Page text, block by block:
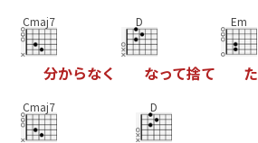
Cmaj7
分からなく
D
なって捨て
Em
た
Cmaj7 D